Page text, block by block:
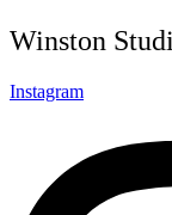
Winston
Instagram